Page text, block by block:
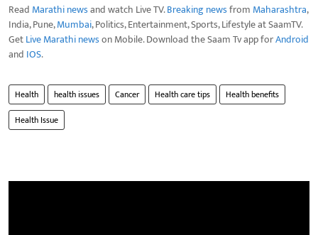
Read Marathi newsand watch Live TV.Breaking newsfrom Maharashtra,
India, Pune,Mumbai, Politics, Entertainment, Sports, Lifestyle at SaamTV.
GetLive Marathi newson Mobile. Download the Saam Tv app forAndroid
and IOS.
Health health issues Cancer Health care tips
Health benefits
Health Issue